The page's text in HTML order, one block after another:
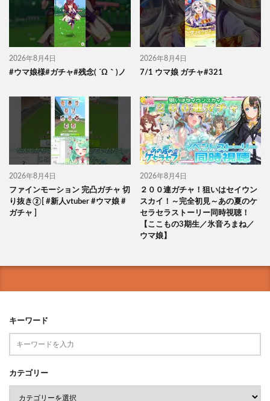
2026年8月4日
#ウマ娘様#ガチャ#残念( ´Ω｀)ノ
2026年8月4日
7/1 ウマ娘 ガチャ#321
2026年8月4日
ファインモーション 完凸ガチャ 切
り抜き②[ #新人vtuber #ウマ娘 #
ガチャ ]
2026年8月4日
２００連ガチャ！狙いはセイウン
スカイ！～完全初見～あの夏のケ
セラセラストーリー同時視聴！
【ここもの3期生／氷音ろまね／
ウマ娘】
キーワード
カテゴリー